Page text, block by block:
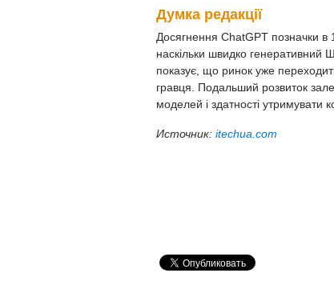
Думка редакції
Досягнення ChatGPT позначки в
наскільки швидко
показує, що ринок уже
гравця. Подальший розвиток
моделей і здатності утримувати
Источник: itechua.com